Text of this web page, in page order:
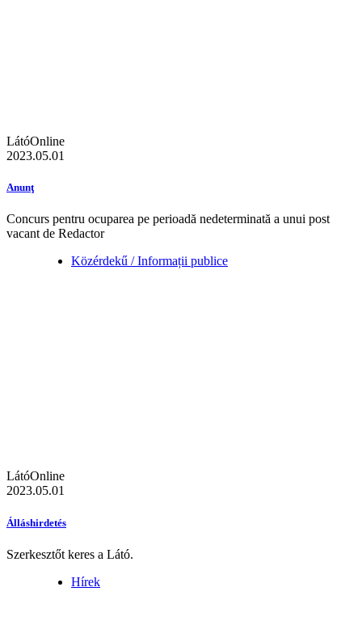
LátóOnline
2023.05.01
Anunţ
Concurs pentru ocuparea pe perioadă nedeterminată a unui post
vacant de Redactor
Közérdekű / Informații publice
LátóOnline
2023.05.01
Álláshirdetés
Szerkesztőt keres a Látó.
Hírek